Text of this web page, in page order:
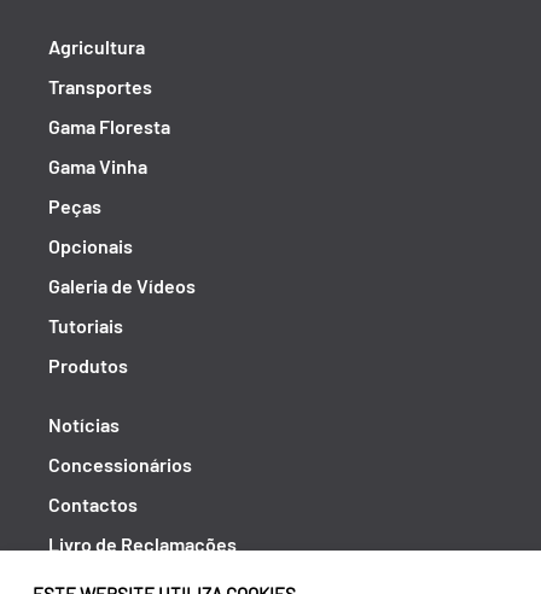
Agricultura
Transportes
Gama Floresta
Gama Vinha
Peças
Opcionais
Galeria de Vídeos
Tutoriais
Produtos
Notícias
Concessionários
Contactos
Livro de Reclamações
Política de Privacidade